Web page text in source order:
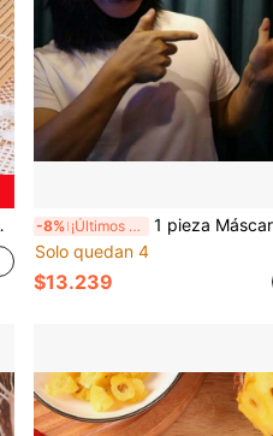
-8% ¡Últimos 3 días
1 pieza Máscara de gorila de látex con cara de mono de goma negra y peluda, accesorio divertido de cara completa de animal,
Solo quedan 4
$13.239